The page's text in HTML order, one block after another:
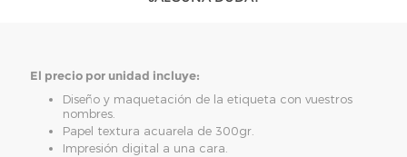
El precio por unidad incluye:
Diseño y maquetación de la etiqueta con vuestros
nombres.
Papel textura acuarela de 300gr.
Impresión digital a una cara.